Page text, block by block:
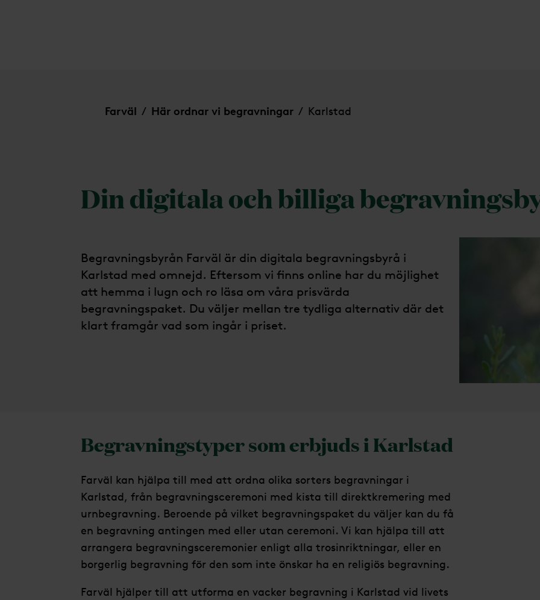
Farväl / Här ordnar vi begravningar / Karlstad
Din digitala och billiga
Begravningsbyrån Farväl är din digitala begravningsbyrå i
Karlstad med omnejd. Eftersom vi finns online har du möjlighet
att hemma i lugn och ro läsa om våra prisvärda
begravningspaket. Du väljer mellan tre tydliga alternativ där det
klart framgår vad som ingår i priset.
Begravningstyper som erbjuds i Karlstad
Farväl kan hjälpa till med att ordna olika sorters begravningar i
Karlstad, från begravningsceremoni med kista till direktkremering med
urnbegravning. Beroende på vilket begravningspaket du väljer kan du få
en begravning antingen med eller utan ceremoni. Vi kan hjälpa till att
arrangera begravningsceremonier enligt alla trosinriktningar, eller en
borgerlig begravning för den som inte önskar ha en religiös begravning.
Farväl hjälper till att utforma en vacker begravning i Karlstad vid livets